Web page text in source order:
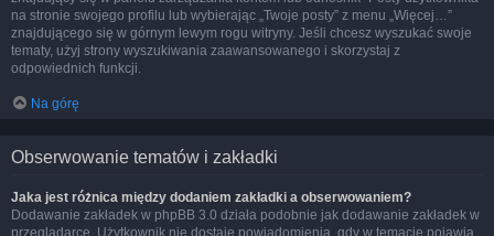
na stronie swojego profilu lub wybierając „Twoje posty” z menu „Więcej…”
znajdującego się w górnym lewym rogu witryny. Jeśli chcesz wyszukać swoje
tematy, użyj strony wyszukiwania zaawansowanego i skorzystaj z
odpowiednich funkcji.
Na górę
Obserwowanie tematów i zakładki
Jaka jest różnica między dodaniem zakładki a obserwowaniem?
Dodawanie zakładek w phpBB 3.0 działa podobnie jak dodawanie zakładek w
przeglądarce. Użytkownik nie dostaje powiadomienia, gdy w temacie pojawia